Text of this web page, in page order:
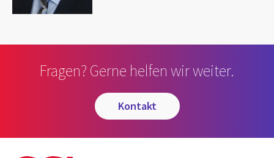
Fragen? Gerne helfen wir weiter.
kontakt